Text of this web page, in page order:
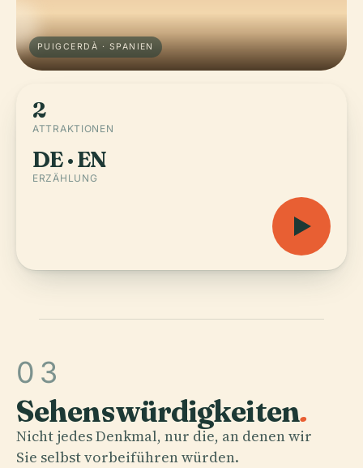
PUIGCERDÀ · SPANIEN
2
ATTRAKTIONEN
DE · EN
ERZÄHLUNG
03
Sehenswürdigkeiten.
Nicht jedes Denkmal, nur die, an denen wir
Sie selbst vorbeiführen würden.